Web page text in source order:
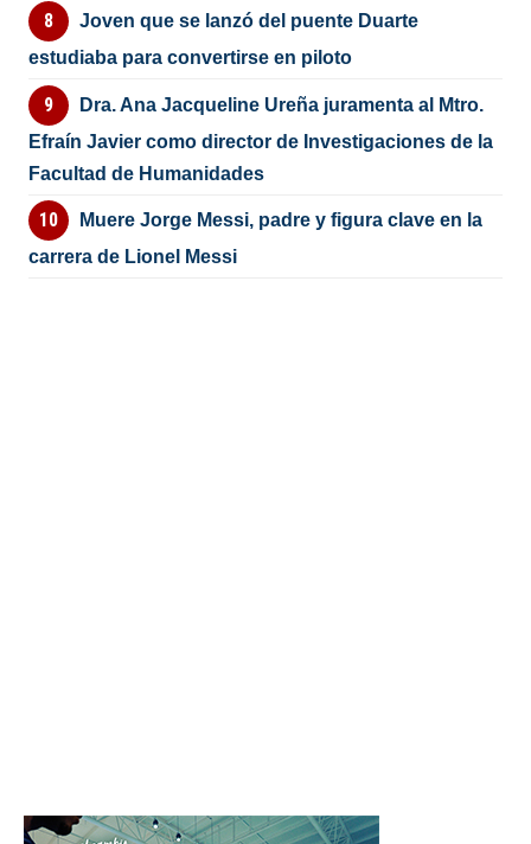
Joven que se lanzó del puente Duarte
estudiaba para convertirse en piloto
Dra. Ana Jacqueline Ureña juramenta al Mtro.
Efraín Javier como director de Investigaciones de la
Facultad de Humanidades
Muere Jorge Messi, padre y figura clave en la
carrera de Lionel Messi